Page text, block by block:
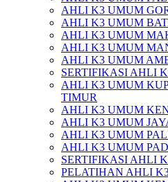
AHLI K3 UMUM
AHLI K3 UMUM
AHLI K3 UMUM
AHLI K3 UMUM
AHLI K3 UMUM
SERTIFIKASI AHLI
AHLI K3 UMUM
TIMUR
AHLI K3 UMUM
AHLI K3 UMUM
AHLI K3 UMUM
AHLI K3 UMUM
SERTIFIKASI AHLI
PELATIHAN AHLI